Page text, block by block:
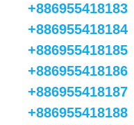
+886955418183
+886955418184
+886955418185
+886955418186
+886955418187
+886955418188